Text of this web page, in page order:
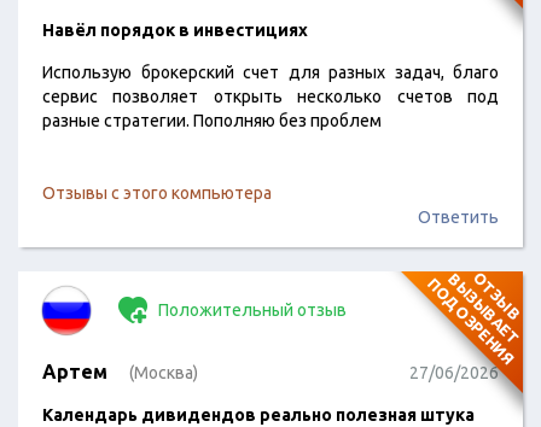
Навёл порядок в инвестициях
Использую брокерский счет для разных задач, благо
сервис позволяет открыть несколько счетов под
разные стратегии. Пополняю без проблем
Отзывы с этого компьютера
Ответить
О
Т
З
Ы
В
В
Ы
З
Ы
В
А
Е
Т
П
О
Д
О
З
Р
Е
Н
И
Я
Положительный отзыв
Артем (Москва) 27/06/2026
Календарь дивидендов реально полезная штука